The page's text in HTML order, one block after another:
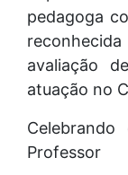
pedagoga
avaliação
atuação no
Professor